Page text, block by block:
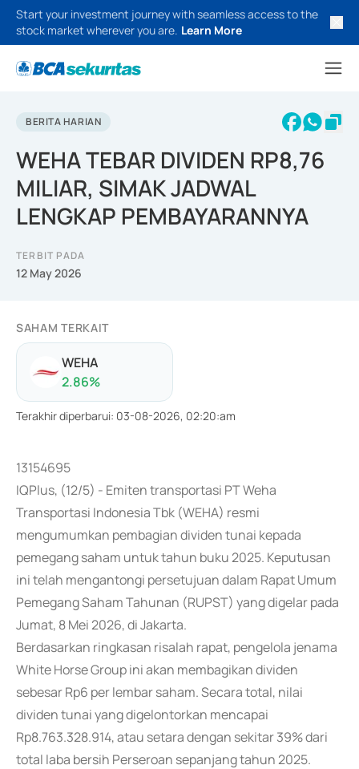
Start your investment journey with seamless access to the
stock market wherever you are. Learn More
BERITA HARIAN
WEHA TEBAR DIVIDEN RP8,76
MILIAR, SIMAK JADWAL
LENGKAP PEMBAYARANNYA
TERBIT PADA
12 May 2026
SAHAM TERKAIT
WEHA
2.86%
Terakhir diperbarui: 03-08-2026, 02:20:am
13154695
IQPlus, (12/5) - Emiten transportasi PT Weha
Transportasi Indonesia Tbk (WEHA) resmi
mengumumkan pembagian dividen tunai kepada
pemegang saham untuk tahun buku 2025. Keputusan
ini telah mengantongi persetujuan dalam Rapat Umum
Pemegang Saham Tahunan (RUPST) yang digelar pada
Jumat, 8 Mei 2026, di Jakarta.
Berdasarkan ringkasan risalah rapat, pengelola jenama
White Horse Group ini akan membagikan dividen
sebesar Rp6 per lembar saham. Secara total, nilai
dividen tunai yang digelontorkan mencapai
Rp8.763.328.914, atau setara dengan sekitar 39% dari
total laba bersih Perseroan sepanjang tahun 2025.